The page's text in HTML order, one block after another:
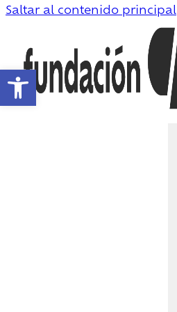
Abrir barra de herramientas
Saltar al contenido principal